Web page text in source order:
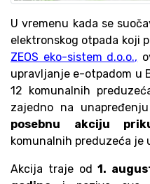
U vremenu kada se
elektronskog otpada koji
ZEOS eko-sistem d.o.o.,
upravljanje e-otpadom u
12 komunalnih
zajedno na
posebnu
akciju
komunalnih preduzeća je
Akcija traje od1.